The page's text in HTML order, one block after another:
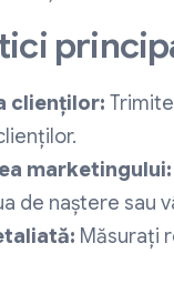
clienților:
marketingului:
de naștere sau
Măsurați